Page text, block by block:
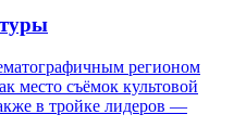
регионом
место съёмок культовой
в тройке лидеров —